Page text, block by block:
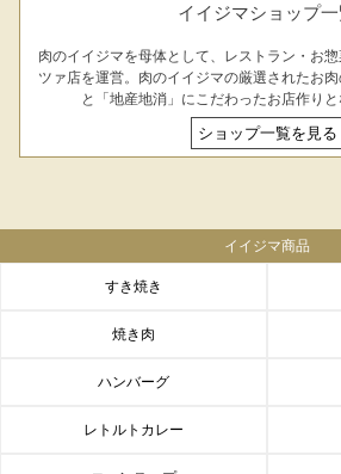
イイジマショップ一
肉のイイジマを母体として、レストラン・お
ツァ店を運営。肉のイイジマの厳選されたお肉
と「地産地消」にこだわったお店作りと
ショップ一覧を見る
イイジマ商品
すき焼き
焼き肉
ハンバーグ
レトルトカレー